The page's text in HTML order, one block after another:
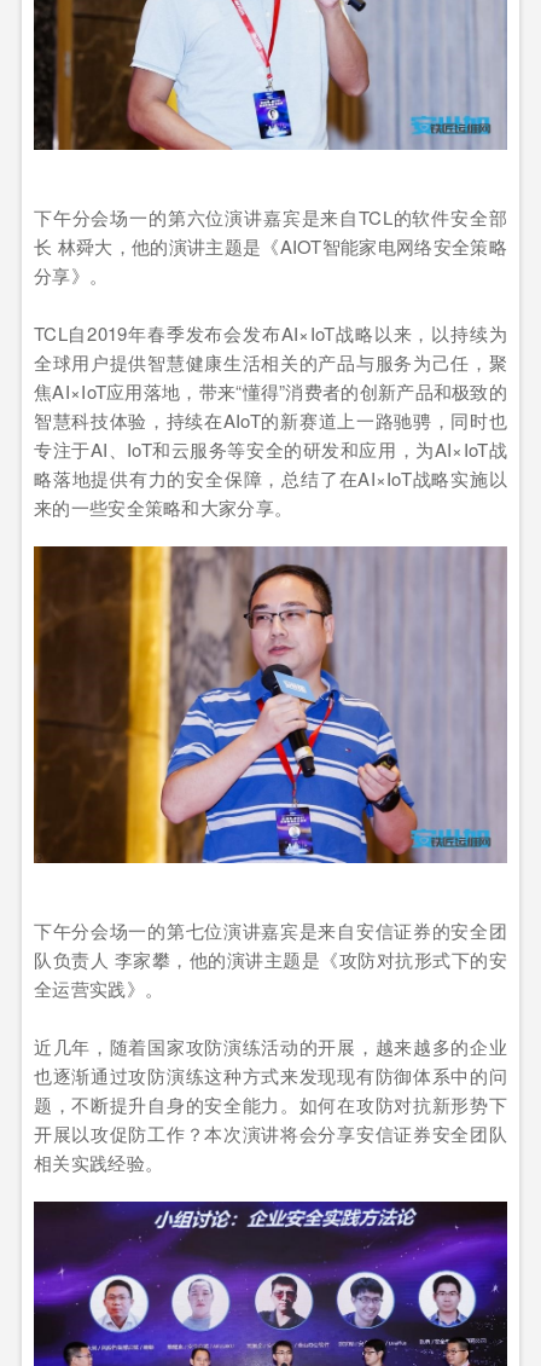
下午分会场一的第六位演讲嘉宾是来自TCL的软件安全部
长 林舜大，他的演讲主题是《AIOT智能家电网络安全策略
分享》。
TCL自2019年春季发布会发布AI×IoT战略以来，以持续为
全球用户提供智慧健康生活相关的产品与服务为己任，聚
焦AI×IoT应用落地，带来“懂得”消费者的创新产品和极致的
智慧科技体验，持续在AIoT的新赛道上一路驰骋，同时也
专注于AI、IoT和云服务等安全的研发和应用，为AI×IoT战
略落地提供有力的安全保障，总结了在AI×IoT战略实施以
来的一些安全策略和大家分享。
下午分会场一的第七位演讲嘉宾是来自安信证券的安全团
队负责人 李家攀，他的演讲主题是《攻防对抗形式下的安
全运营实践》。
近几年，随着国家攻防演练活动的开展，越来越多的企业
也逐渐通过攻防演练这种方式来发现现有防御体系中的问
题，不断提升自身的安全能力。如何在攻防对抗新形势下
开展以攻促防工作？本次演讲将会分享安信证券安全团队
相关实践经验。